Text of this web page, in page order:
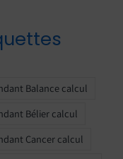
Balance calcul
Bélier calcul
Cancer calcul